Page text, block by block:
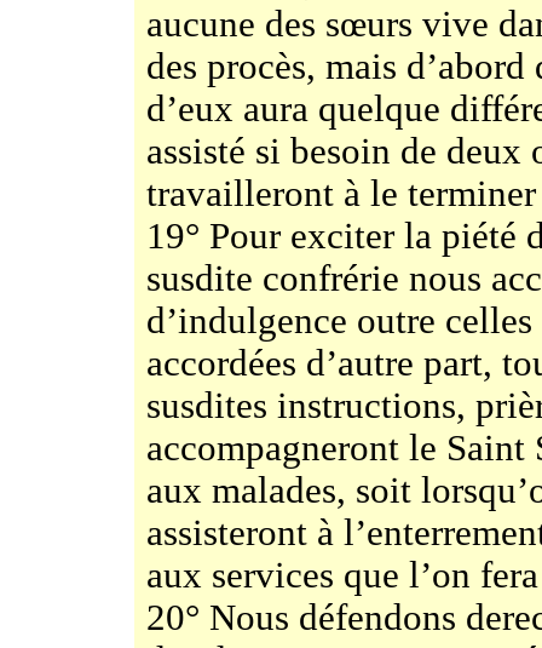
aucune des sœurs vive
des procès, mais
d’eux aura quelque
assisté si besoin de
travailleront à le terminer
19° Pour exciter la piété
susdite confrérie nous
d’indulgence outre
accordées d’autre part,
susdites instructions,
accompagneront le Saint
aux malades, soit
assisteront à
aux services que l’on
20° Nous défendons